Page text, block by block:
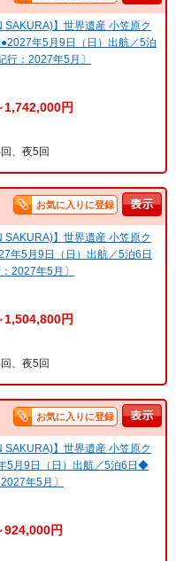
SAKURA)】世界遺産 小笠原ク
年5月9日（日）出航／5泊
：2027年5月〕
1,742,000円
、夜5回
お気に入りに登録
SAKURA)】世界遺産 小笠原ク
年5月9日（日）出航／5泊6日
2027年5月〕
1,504,800円
、夜5回
お気に入りに登録
SAKURA)】世界遺産 小笠原ク
5月9日（日）出航／5泊6日◆
年5月〕
924,000円